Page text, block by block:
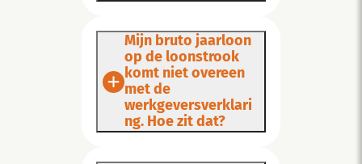
Mijn bruto jaarloon
op de loonstrook
komt niet overeen
met de
werkgeversverklari
ng. Hoe zit dat?